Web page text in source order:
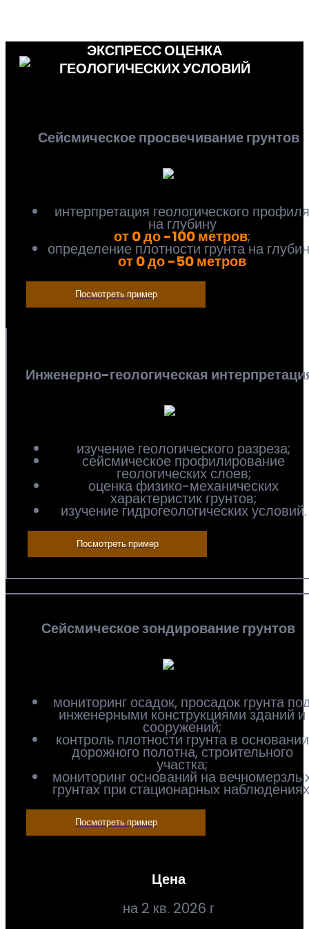
ЭКСПРЕСС ОЦЕНКА
ГЕОЛОГИЧЕСКИХ УСЛОВИЙ
Сейсмическое просвечивание грунтов
интерпретация геологического профиля
на глубину
от 0 до -100 метров;
определение плотности грунта на
от 0 до -50 метров
Посмотреть пример
Инженерно-геологическая
изучение геологического разреза;
сейсмическое профилирование
геологических слоев;
оценка физико-механических
характеристик грунтов;
изучение гидрогеологических условий.
Посмотреть пример
Сейсмическое зондирование грунтов
мониторинг осадок, просадок грунта
инженерными конструкциями зданий и
сооружений;
контроль плотности грунта в основании
дорожного полотна, строительного
участка;
мониторинг оснований на
грунтах при стационарных
Посмотреть пример
Цена
на 2 кв. 2026 г